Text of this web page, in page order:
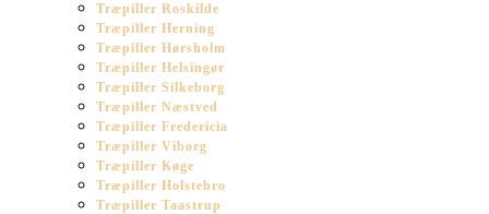
Træpiller Roskilde
Træpiller Herning
Træpiller Hørsholm
Træpiller Helsingør
Træpiller Silkeborg
Træpiller Næstved
Træpiller Fredericia
Træpiller Viborg
Træpiller Køge
Træpiller Holstebro
Træpiller Taastrup